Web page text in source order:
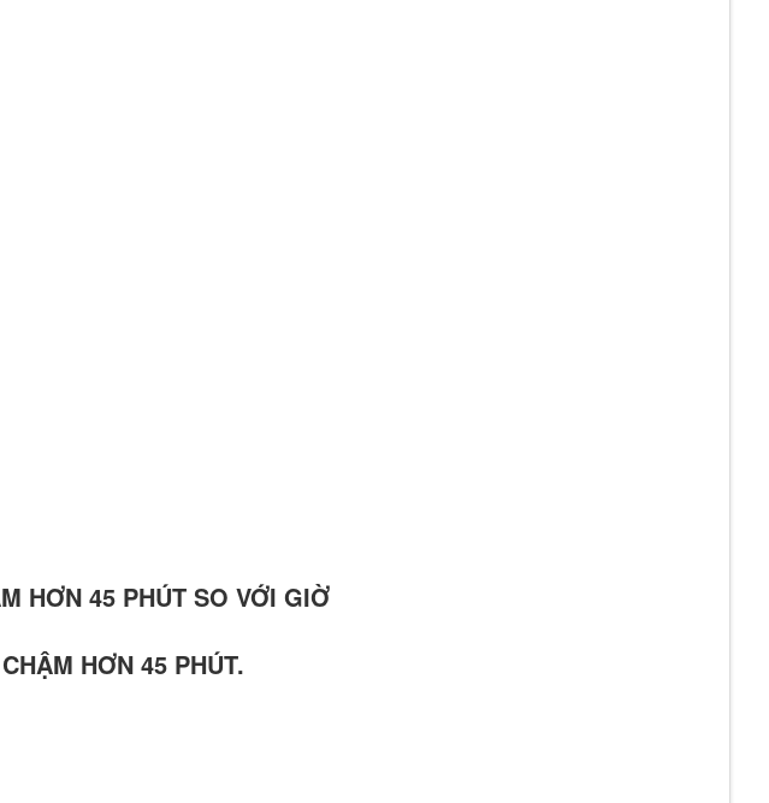
HƠN 45 PHÚT SO VỚI GIỜ
HƠN 45 PHÚT.